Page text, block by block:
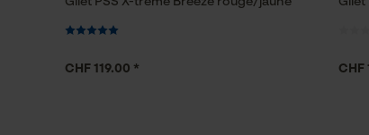
CHF 119.00 * CHF